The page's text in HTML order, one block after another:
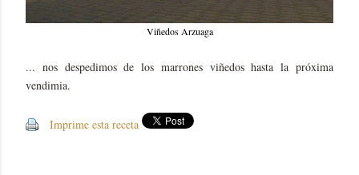
Viñedos Arzuaga
... nos despedimos de los marrones viñedos hasta la próxima
vendimia.
Imprime esta receta